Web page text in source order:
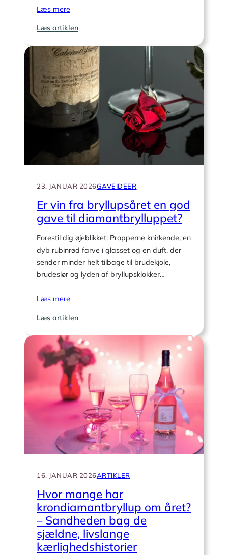
Læs mere
Læs artiklen:
en
familiefotografering
en
god
diamantbryllupsgave?
23. JANUAR 2026GAVEIDEER
Er vin fra bryllupsåret en god
gave til diamantbrylluppet?
Forestil dig øjeblikket: Propperne knirkende, en
dyb rubinrød farve i glasset og en duft, der
sender minder helt tilbage til brudekjole,
brudeslør og lyden af bryllupsklokker…
Læs mere
Læs artiklen:
vin
fra
bryllupsåret
en
god
gave
diamantbrylluppet?
16. JANUAR 2026ARTIKLER
Hvor mange har
krondiamantbryllup om året?
– Sandheden bag de
sjældne, livslange
kærlighedshistorier